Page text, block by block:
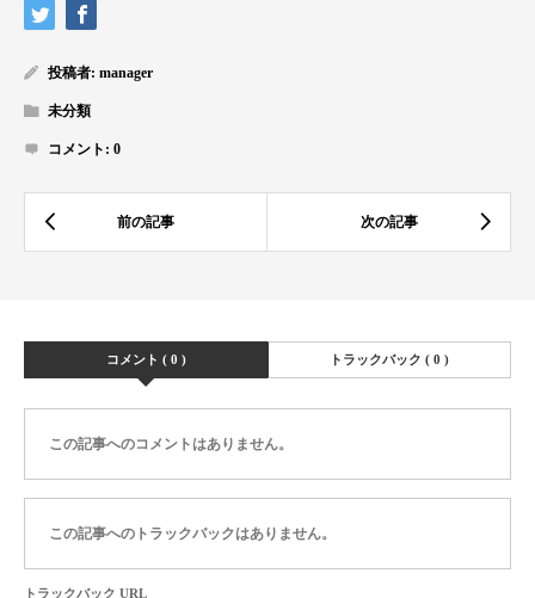
投稿者: manager
未分類
コメント: 0
コメント ( 0 ) トラックバック ( 0 )
この記事へのコメントはありません。
この記事へのトラックバックはありません。
トラックバック URL